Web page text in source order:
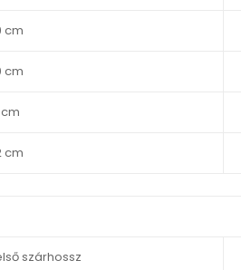
cm
cm
cm
cm
szárhossz